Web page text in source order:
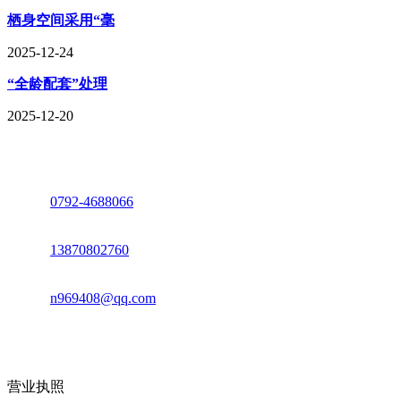
栖身空间采用“毫
2025-12-24
“全龄配套”处理
2025-12-20
0792-4688066
13870802760
n969408@qq.com
营业执照